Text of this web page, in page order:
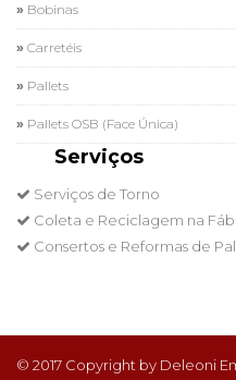
Bobinas
Carretéis
Pallets
Pallets OSB (Face Única)
Serviços
Serviços de Torno
Coleta e Reciclagem na
Consertos e Reformas de
© 2017 Copyright by Deleoni